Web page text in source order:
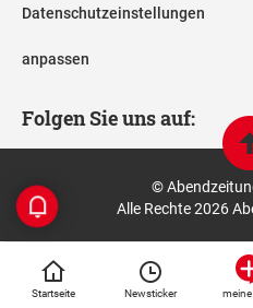
Startseite Newsticker
Datenschutzeinstellungen
anpassen
Folgen Sie uns auf:
©
Alle Rechte 2026